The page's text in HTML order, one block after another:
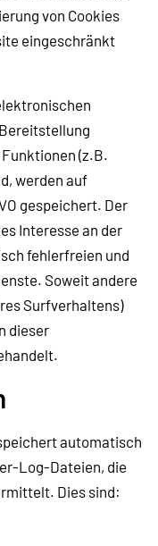
von Cookies
eingeschränkt
(z.B.
werden auf
gespeichert. Der
Interesse an der
fehlerfreien und
Soweit andere
Surfverhaltens)
dieser
automatisch
Log-Dateien, die
Dies sind: